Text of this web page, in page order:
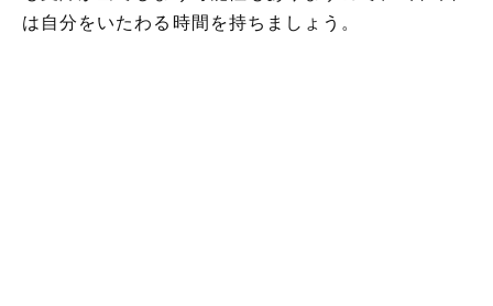
は自分をいたわる時間を持ちましょう。